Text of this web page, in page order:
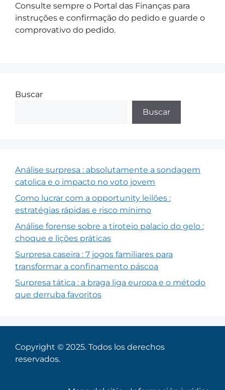
Consulte sempre o Portal das Finanças para
instruções e confirmação do pedido e guarde o
comprovativo do pedido.
Buscar
Buscar
Análise surpresa : absolutamente a sondagem
catolica e o impacto no voto jovem
Como lucrar com a opportunity leilões :
estratégias rápidas e risco mínimo
Análise forense sobre a tiroteio palacio do gelo :
choque e lições práticas
Surpresa caseira : 7 jogos familiares para
transformar a confinamento páscoa
Surpresa tática : a braga liga europa e o método
que derruba favoritos
Copyright © 2025. Todos los derechos
reservados.